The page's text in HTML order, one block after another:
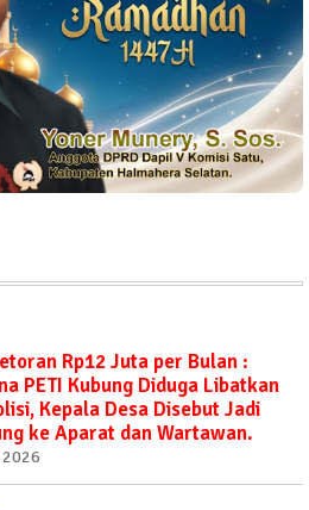
Rp12 Juta per Bulan :
PETI Kubung Diduga Libatkan
Kepala Desa Disebut Jadi
ke Aparat dan Wartawan.